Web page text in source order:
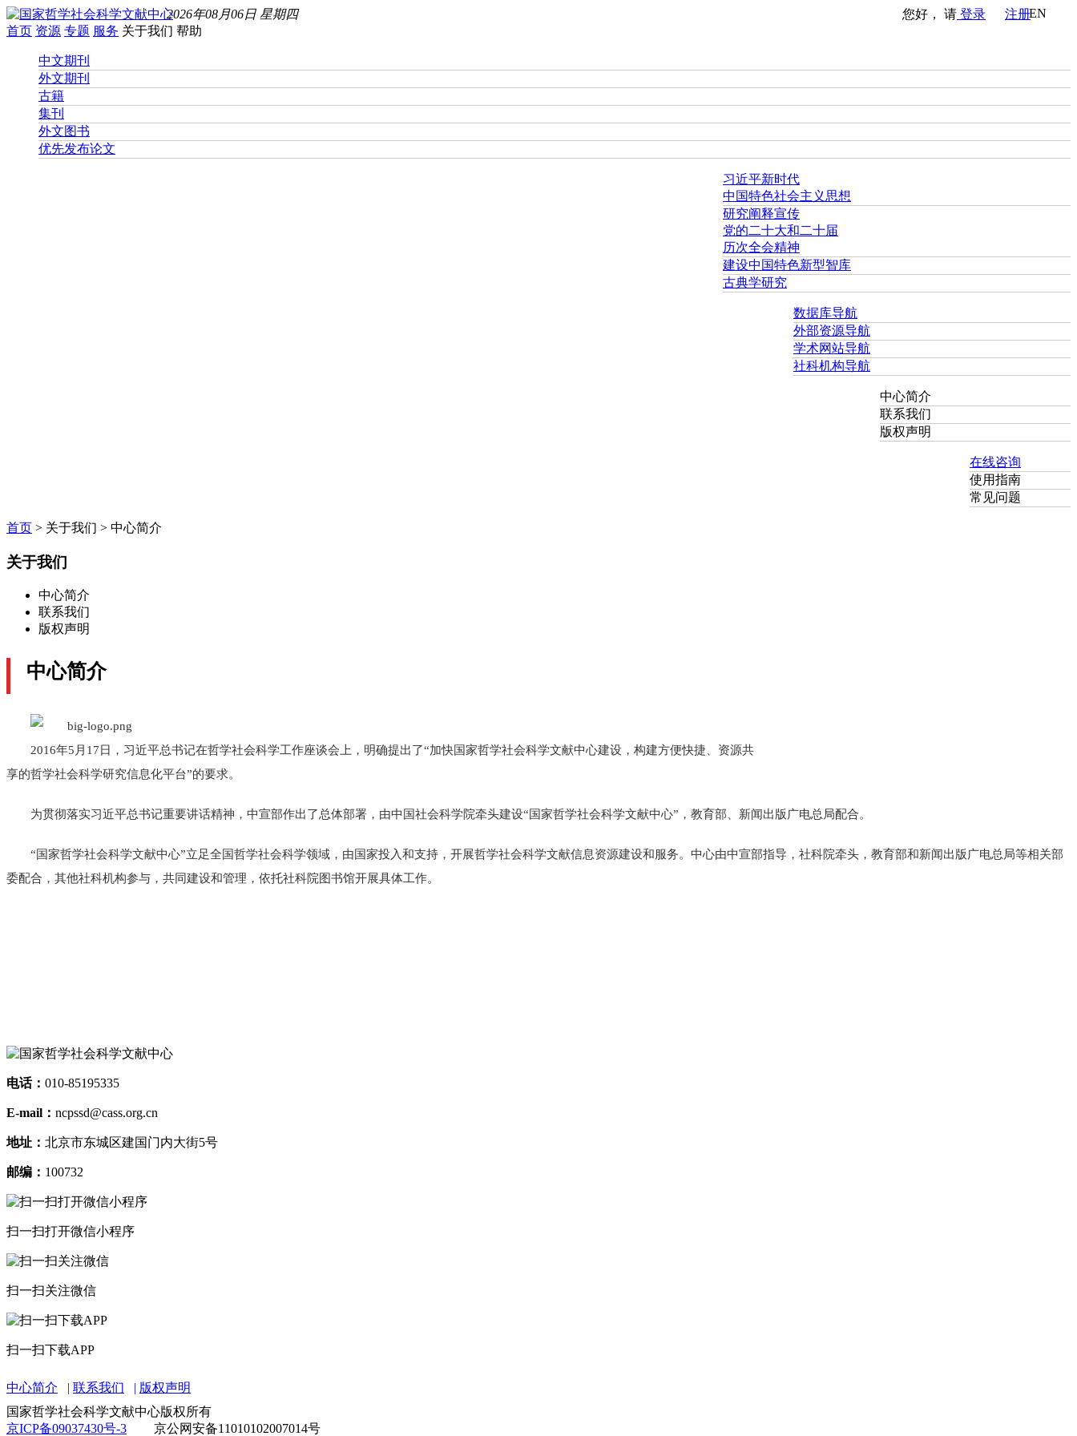
您好， 请 登录 注册EN
2026年08月06日 星期四
首页 资源 专题 服务 关于我们 帮助
中文期刊
外文期刊
古籍
集刊
外文图书
优先发布论文
习近平新时代
中国特色社会主义思想
研究阐释宣传
党的二十大和二十届
历次全会精神
建设中国特色新型智库
古典学研究
数据库导航
外部资源导航
学术网站导航
社科机构导航
中心简介
联系我们
版权声明
在线咨询
使用指南
常见问题
首页 > 关于我们 > 中心简介
关于我们
中心简介
联系我们
版权声明
中心简介
2016年5月17日，习近平总书记在哲学社会科学工作座谈会上，明确提出了“加快国家哲学社会科学文献中心建设，构建方便快捷、资源共
享的哲学社会科学研究信息化平台”的要求。
为贯彻落实习近平总书记重要讲话精神，中宣部作出了总体部署，由中国社会科学院牵头建设“国家哲学社会科学文献中心”，教育部、新闻出版广电总局配合。
“国家哲学社会科学文献中心”立足全国哲学社会科学领域，由国家投入和支持，开展哲学社会科学文献信息资源建设和服务。中心由中宣部指导，社科院牵头，教育部和新闻出版广电总局等相关部
委配合，其他社科机构参与，共同建设和管理，依托社科院图书馆开展具体工作。
电话： 010-85195335
E-mail： ncpssd@cass.org.cn
地址： 北京市东城区建国门内大街5号
邮编： 100732
扫一扫打开微信小程序
扫一扫关注微信
扫一扫下载APP
中心简介 联系我们
版权声明
国家哲学社会科学文献中心版权所有
京ICP备09037430号-3
京公网安备11010102007014号